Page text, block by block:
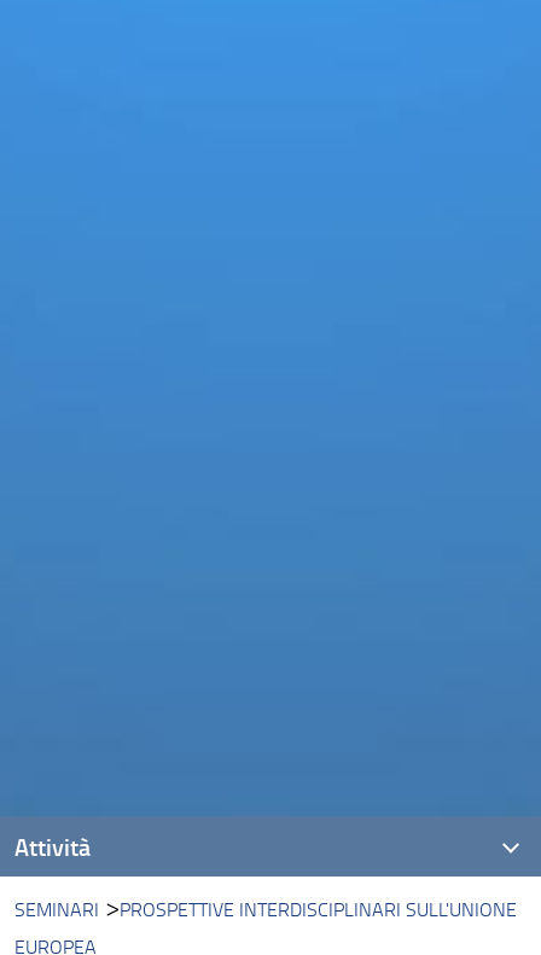
SEMINARI
PROSPETTIVE INTERDISCIPLINARI SULL'UNIONE
EUROPEA
Attività
Insegnamenti